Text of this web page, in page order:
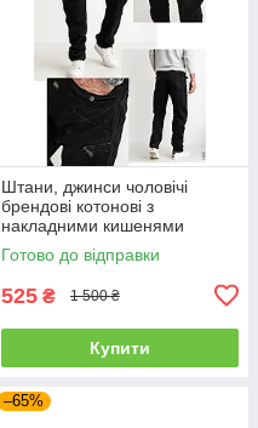
Штани, джинси чоловічі
брендові котонові з
накладними кишенями
"карго" MIGACH, Туреччина
Готово до відправки
525 ₴ 1 500 ₴
Купити
–65%